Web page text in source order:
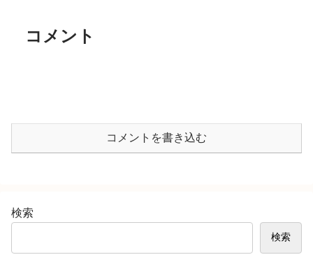
コメント
コメントを書き込む
検索
検索